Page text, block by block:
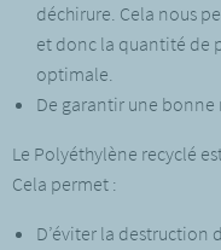
déchirure. Cela nous
et donc la quantité de
optimale.
De garantir une bonne
Le Polyéthylène recyclé
Cela permet :
D’éviter la destruction